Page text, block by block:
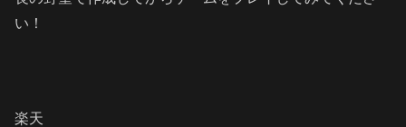
い！
楽天